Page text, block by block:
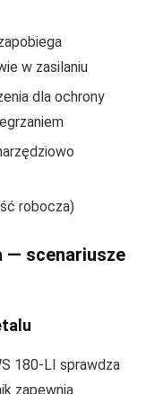
w zasilaniu
dla ochrony
robocza)
— scenariusze
180‑LI sprawdza
zapewnia